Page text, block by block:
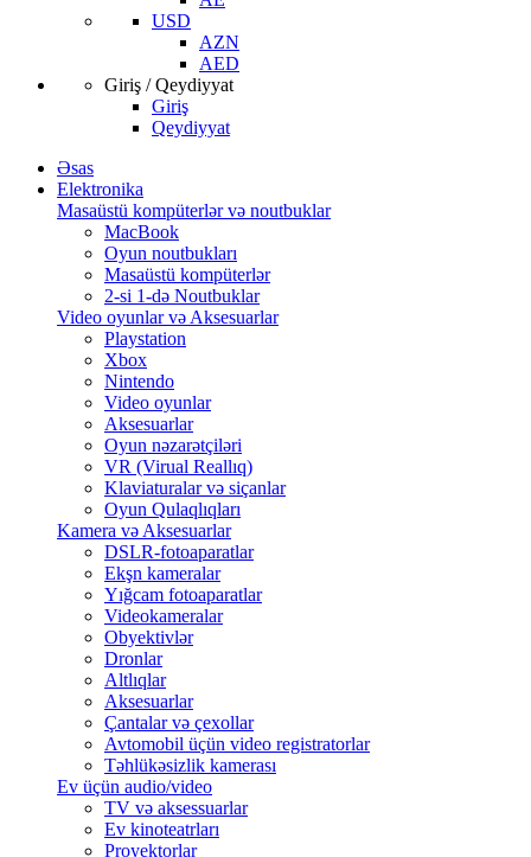
USD
AZN
AED
Giriş / Qeydiyyat
Giriş
Qeydiyyat
Əsas
Elektronika
Masaüstü kompüterlər və noutbuklar
MacBook
Oyun noutbukları
Masaüstü kompüterlər
2-si 1-də Noutbuklar
Video oyunlar və Aksesuarlar
Playstation
Xbox
Nintendo
Video oyunlar
Aksesuarlar
Oyun nəzarətçiləri
VR (Virual Reallıq)
Klaviaturalar və siçanlar
Oyun Qulaqlıqları
Kamera və Aksesuarlar
DSLR-fotoaparatlar
Ekşn kameralar
Yığcam fotoaparatlar
Videokameralar
Obyektivlər
Dronlar
Altlıqlar
Aksesuarlar
Çantalar və çexollar
Avtomobil üçün video registratorlar
Təhlükəsizlik kamerası
Ev üçün audio/video
TV və aksessuarlar
Ev kinoteatrları
Proyektorlar